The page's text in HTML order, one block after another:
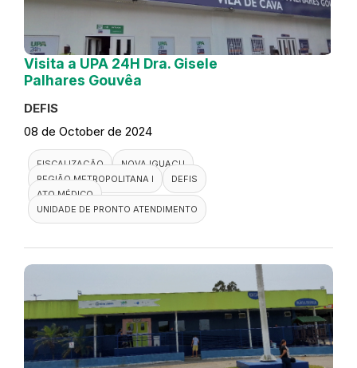
Visita a UPA 24H Dra. Gisele
Palhares Gouvêa
DEFIS
08 de October de 2024
FISCALIZAÇÃO
NOVA IGUAÇU
REGIÃO METROPOLITANA I
DEFIS
ATO MÉDICO
UNIDADE DE PRONTO ATENDIMENTO